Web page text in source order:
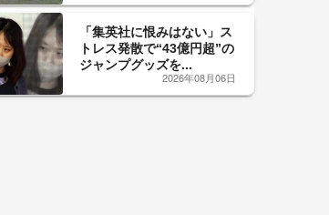
「集英社に恨みはない」ス
トレス発散で“43億円超”の
ジャンプグッズを...
2026年08月06日